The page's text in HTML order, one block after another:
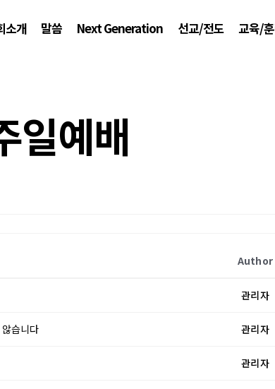
소개 말씀 Next Generation 선교/전도 교육/
일예배
Author
관리자
습니다 관리자
관리자